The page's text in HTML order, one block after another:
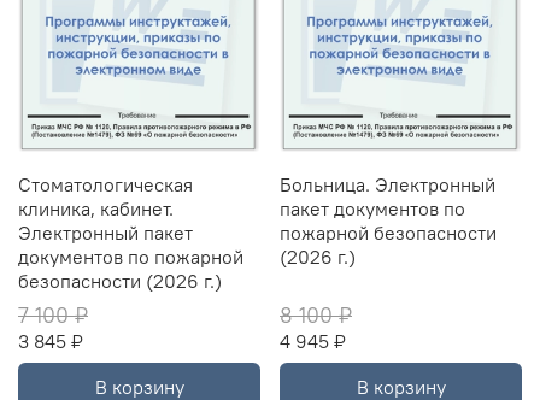
Стоматологическая
клиника, кабинет.
Электронный пакет
документов по пожарной
безопасности (2026 г.)
7 100 ₽
3 845 ₽
В корзину
Больница. Электронный
пакет документов по
пожарной безопасности
(2026 г.)
8 100 ₽
4 945 ₽
В корзину